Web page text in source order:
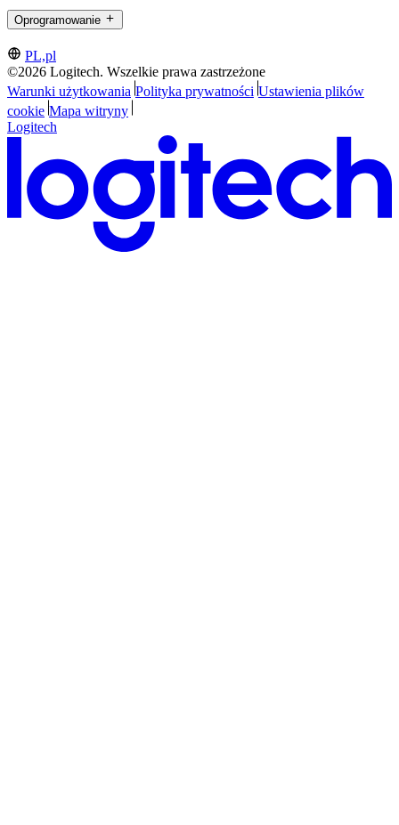
Oprogramowanie
PL,pl
©2026 Logitech. Wszelkie prawa zastrzeżone
Warunki użytkowania Polityka prywatności Ustawienia plików
cookie Mapa witryny
Logitech